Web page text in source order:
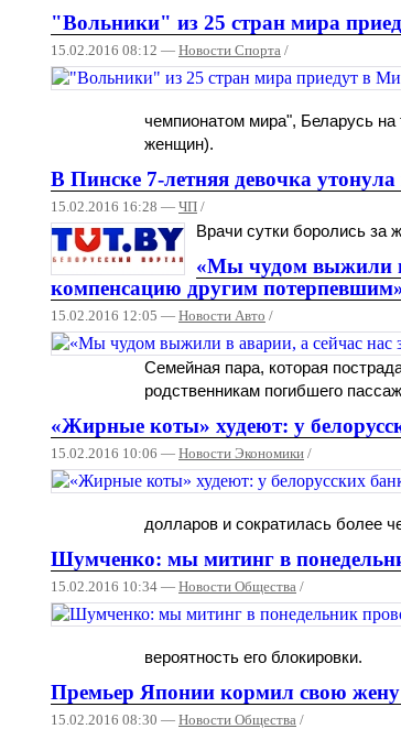
"Вольники" из 25 стран мира
15.02.2016 08:12 — Новости Спорта /
чемпионатом мира", Беларусь
женщин).
В Пинске 7-летняя девочка утонула
15.02.2016 16:28 — ЧП /
Врачи сутки боролись за
«Мы чудом выжили в
компенсацию другим
15.02.2016 12:05 — Новости Авто /
Семейная пара, которая
родственникам погибшего
«Жирные коты» худеют: у
15.02.2016 10:06 — Новости Экономики /
долларов и сократилась более
Шумченко: мы митинг в
15.02.2016 10:34 — Новости Общества /
вероятность его блокировки.
Премьер Японии кормил свою жену
15.02.2016 08:30 — Новости Общества /